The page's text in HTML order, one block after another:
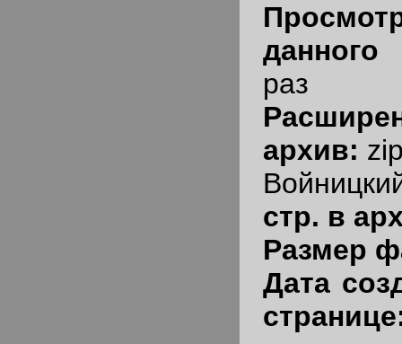
раз
архив:
стр. в
Размер
Дата